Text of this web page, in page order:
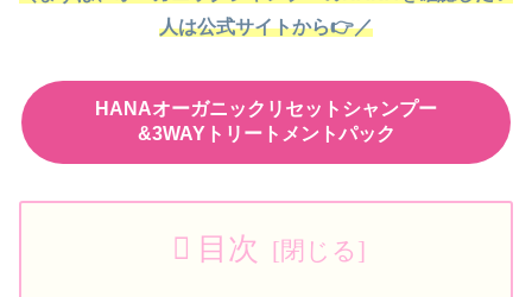
人は公式サイトから👉／
HANAオーガニックリセットシャンプー
&3WAYトリートメントパック
目次